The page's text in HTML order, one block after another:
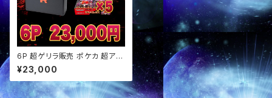
6P 超ゲリラ販売 ポケカ 超アド
確定パック オリパ
¥23,000